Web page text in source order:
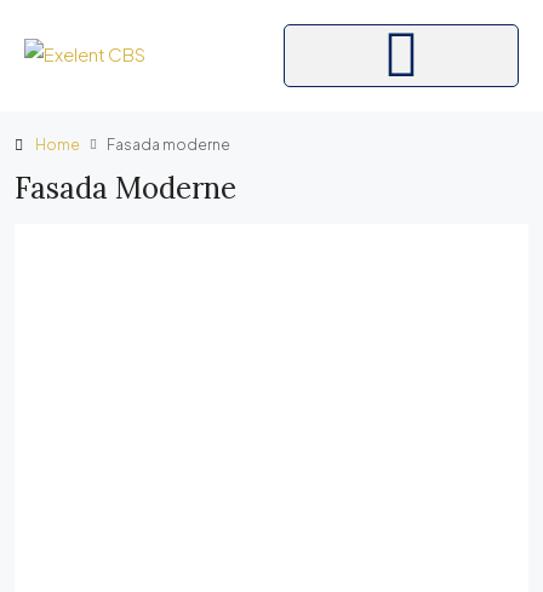
Home Fasada moderne
Fasada Moderne